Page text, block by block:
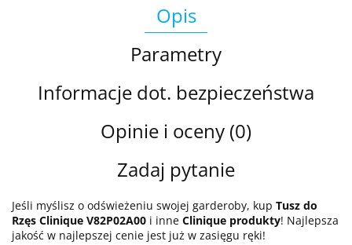
Opis
Parametry
Informacje dot. bezpieczeństwa
Opinie i oceny (0)
Zadaj pytanie
Jeśli myślisz o odświeżeniu swojej garderoby, kup Tusz do
Rzęs Clinique V82P02A00 i inne Clinique produkty! Najlepsza
jakość w najlepszej cenie jest już w zasięgu ręki!